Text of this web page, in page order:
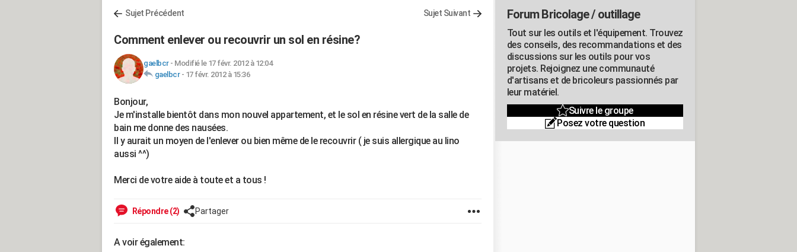
Sujet Précédent Sujet Suivant
Comment enlever ou recouvrir un sol en résine?
gaelbcr- Modifié le 17 févr. 2012 à 12:04
gaelbcr- 17 févr. 2012 à 15:36
Bonjour,
Je m'installe bientôt dans mon nouvel appartement, et le sol en résine vert de la salle de
bain me donne des nausées.
Il y aurait un moyen de l'enlever ou bien même de le recouvrir ( je suis allergique au lino
aussi ^^)
Merci de votre aide à toute et a tous !
Répondre (2) Partager
A voir également:
Forum Bricolage / outillage
Tout sur les outils et l'équipement. Trouvez
des conseils, des recommandations et des
discussions sur les outils pour vos
projets. Rejoignez une communauté
d'artisans et de bricoleurs passionnés par
leur matériel.
Suivre le groupe
Posez votre question